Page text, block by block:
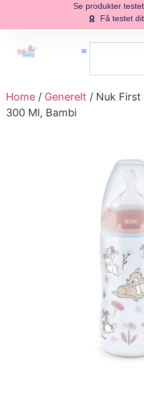
Se produkter
Få testet
Home / Generelt / Nuk First
300 Ml, Bambi